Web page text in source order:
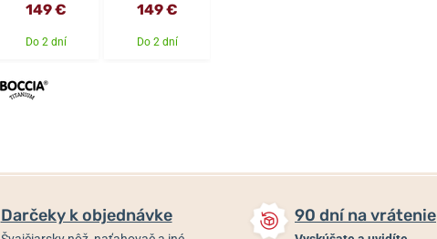
149 €
Do 2 dní
149 €
Do 2 dní
Darčeky k objednávke 90 dní na vrátenie